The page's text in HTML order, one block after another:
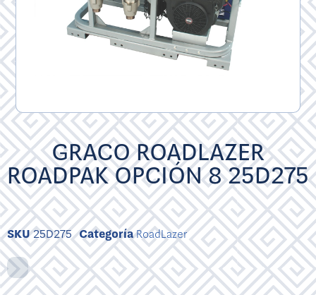
GRACO ROADLAZER
ROADPAK OPCIÓN 8 25D275
SKU25D275 CategoríaRoadLazer